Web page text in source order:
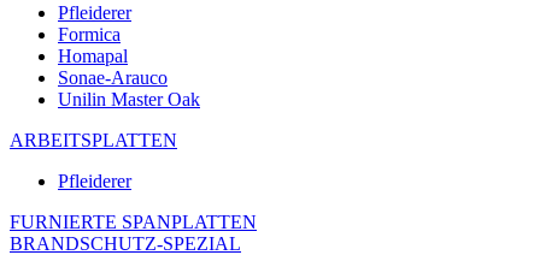
Pfleiderer
Formica
Homapal
Sonae-Arauco
Unilin Master Oak
ARBEITSPLATTEN
Pfleiderer
FURNIERTE SPANPLATTEN
BRANDSCHUTZ-SPEZIAL